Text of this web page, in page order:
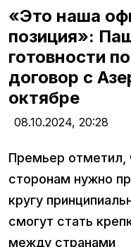
«Это наша
позиция»:
готовности
договор с
октябре
08.10.2024, 20:28
Премьер отметил,
сторонам нужно
кругу
смогут стать
между странами